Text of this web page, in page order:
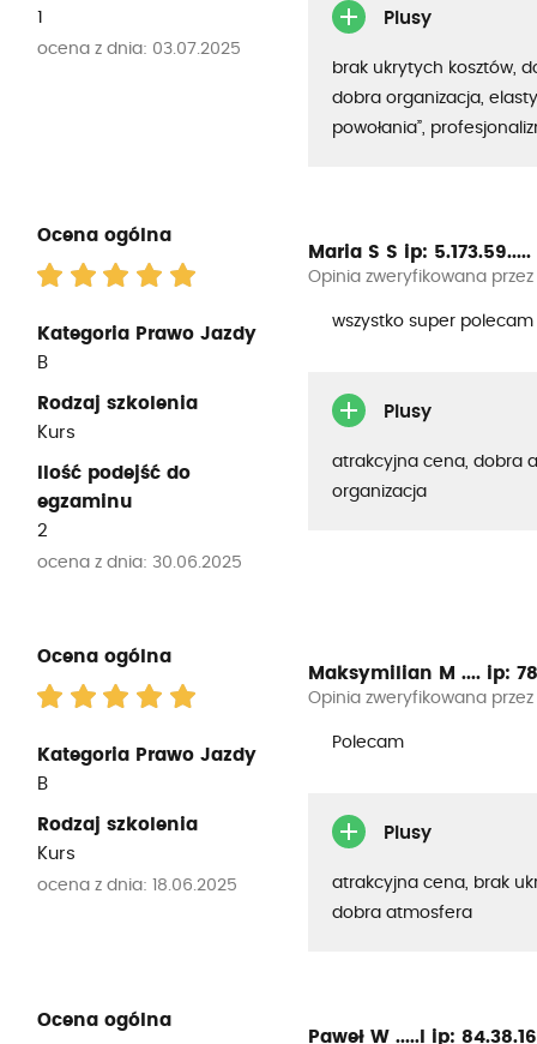
1
ocena z dnia: 03.07.2025
Plusy
brak ukrytych kosztów,
dobra organizacja,
powołania”,
Ocena ogólna
Kategoria Prawo Jazdy
B
Rodzaj szkolenia
Kurs
Ilość podejść do
egzaminu
2
ocena z dnia: 30.06.2025
Maria S S ip: 5.173.59.....
Opinia zweryfikowana
wszystko super polecam
Plusy
atrakcyjna cena, dobra
organizacja
Ocena ogólna
Kategoria Prawo Jazdy
B
Rodzaj szkolenia
Kurs
ocena z dnia: 18.06.2025
Maksymilian M .... ip:
Opinia zweryfikowana
Polecam
Plusy
atrakcyjna cena, brak
dobra atmosfera
Ocena ogólna
Paweł W .....l ip: